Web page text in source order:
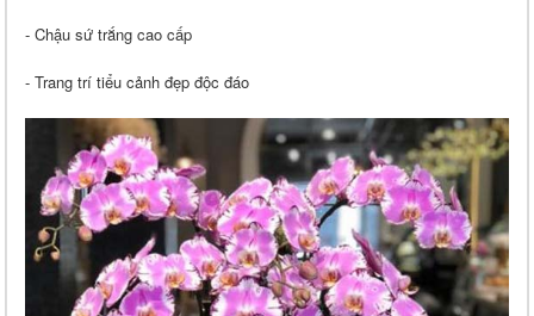
- Chậu sứ trắng cao cấp
- Trang trí tiểu cảnh đẹp độc đáo